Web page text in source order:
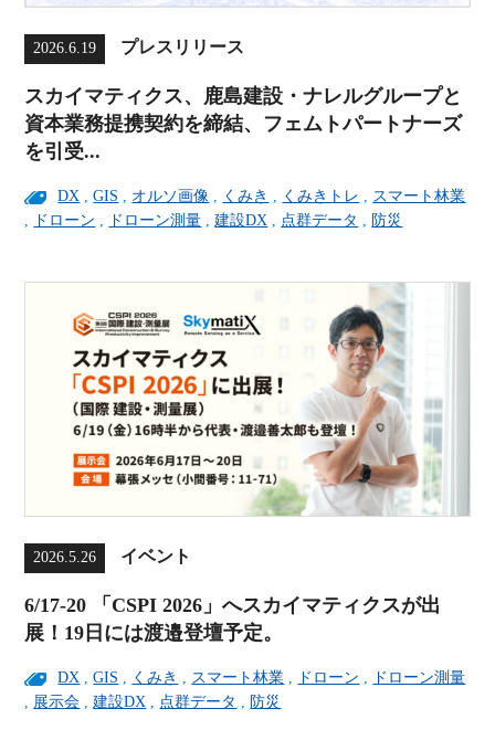
2026.6.19 プレスリリース
スカイマティクス、鹿島建設・ナレルグループと
資本業務提携契約を締結、フェムトパートナーズ
を引受...
DX ,GIS , オルソ画像 , くみき , くみきトレ , スマート林業
,
ドローン , ドローン測量 ,建設DX , 点群データ , 防災
2026.5.26 イベント
6/17-20 「CSPI 2026」へスカイマティクスが出
展！19日には渡邉登壇予定。
DX ,GIS くみき スマート林業 ドローン
ドローン測量
展示会 ,建設DX 点群データ 防災